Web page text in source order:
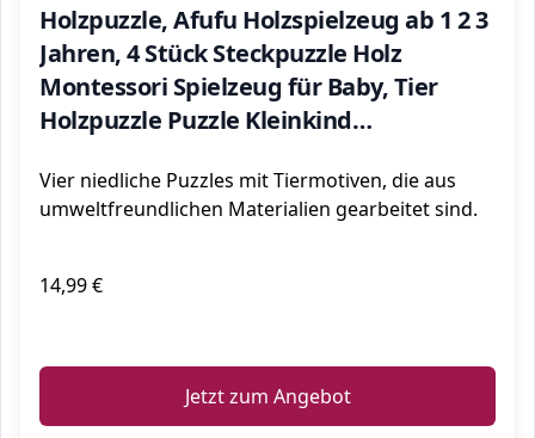
Holzpuzzle, Afufu Holzspielzeug ab 1 2 3
Jahren, 4 Stück Steckpuzzle Holz
Montessori Spielzeug für Baby, Tier
Holzpuzzle Puzzle Kleinkind
Vier niedliche Puzzles mit Tiermotiven, die aus
umweltfreundlichen Materialien gearbeitet sind.
14,99 €
Jetzt zum Angebot